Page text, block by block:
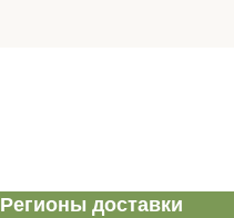
Регионы доставки